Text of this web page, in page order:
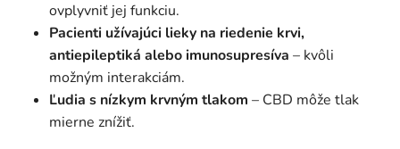
ovplyvniť jej funkciu.
Pacienti užívajúci lieky na riedenie krvi,
antiepileptiká alebo imunosupresíva – kvôli
možným interakciám.
Ľudia s nízkym krvným tlakom – CBD môže tlak
mierne znížiť.